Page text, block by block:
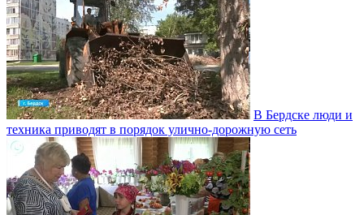
В Бердске люди и
техника приводят в порядок улично‑дорожную сеть